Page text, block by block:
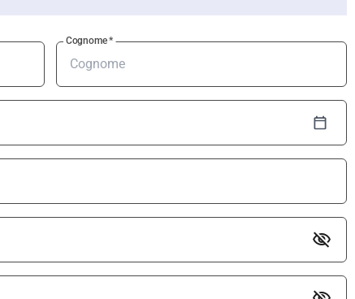
Cognome*
visibility_off